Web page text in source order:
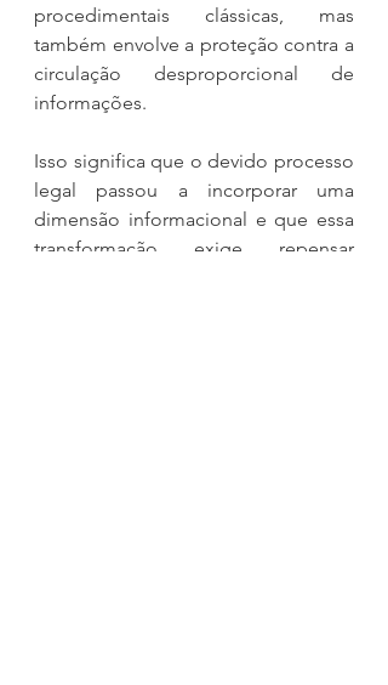
procedimentais clássicas, mas
também envolve a proteção contra a
circulação desproporcional de
informações.
Isso significa que o devido processo
legal passou a incorporar uma
dimensão informacional e que essa
transformação exige repensar